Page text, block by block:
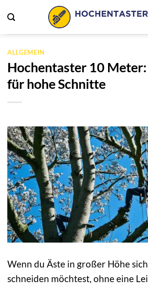
Inhalt
springen
ALLGEMEIN
Hochentaster 10
für hohe Schnitte
Wenn du Äste in großer Höhe
schneiden möchtest, ohne eine